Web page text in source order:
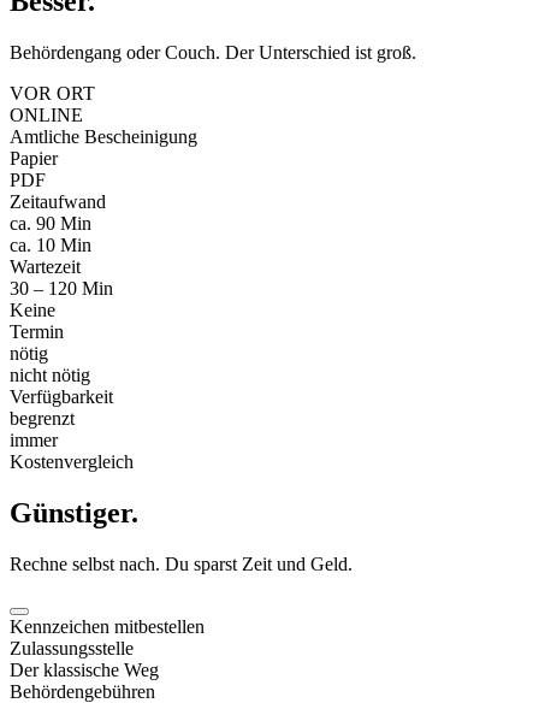
Behördengang oder Couch. Der Unterschied ist groß.
VOR ORT
ONLINE
Amtliche Bescheinigung
Papier
PDF
Zeitaufwand
ca. 90 Min
ca. 10 Min
Wartezeit
30 – 120 Min
Keine
Termin
nötig
nicht nötig
Verfügbarkeit
begrenzt
immer
Kostenvergleich
Günstiger.
Rechne selbst nach. Du sparst Zeit und Geld.
Kennzeichen mitbestellen
Zulassungsstelle
Der klassische Weg
Behördengebühren